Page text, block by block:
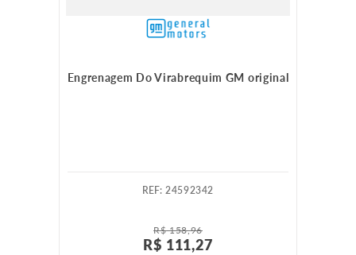
Engrenagem Do Virabrequim GM original
:24592342
R$ 158,96
R$ 111,27